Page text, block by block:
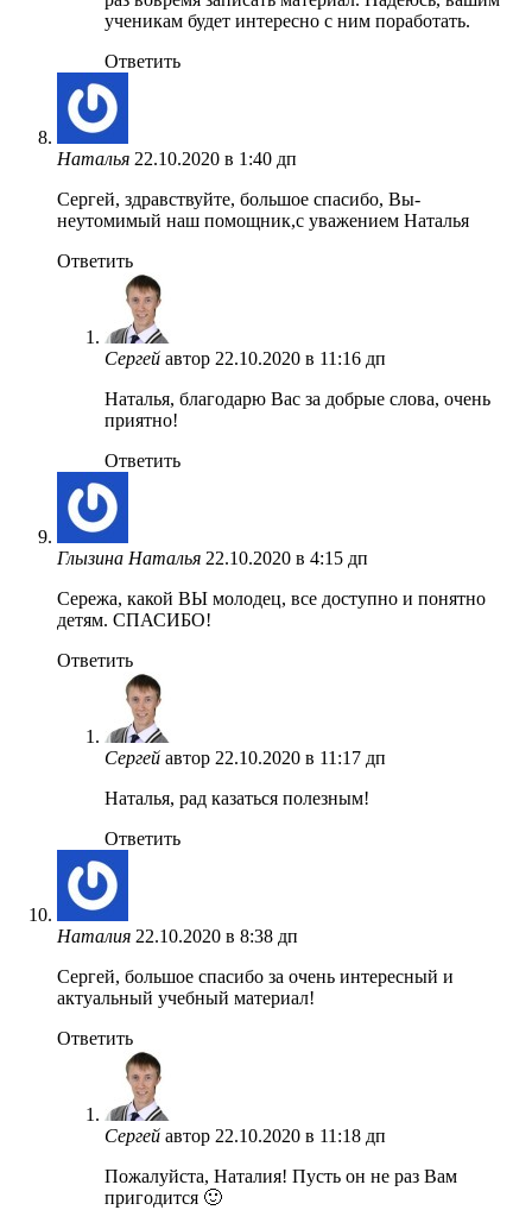
ученикам будет интересно с ним поработать.
Ответить
Наталья 22.10.2020 в 1:40 дп
Сергей, здравствуйте, большое спасибо, Вы-
неутомимый наш помощник,с уважением Наталья
Ответить
Сергей автор 22.10.2020 в 11:16 дп
Наталья, благодарю Вас за добрые слова, очень
приятно!
Ответить
Глызина Наталья 22.10.2020 в 4:15 дп
Сережа, какой ВЫ молодец, все доступно и понятно
детям. СПАСИБО!
Ответить
Сергей автор 22.10.2020 в 11:17 дп
Наталья, рад казаться полезным!
Ответить
Наталия 22.10.2020 в 8:38 дп
Сергей, большое спасибо за очень интересный и
актуальный учебный материал!
Ответить
Сергей автор 22.10.2020 в 11:18 дп
Пожалуйста, Наталия! Пусть он не раз Вам
пригодится 🙂